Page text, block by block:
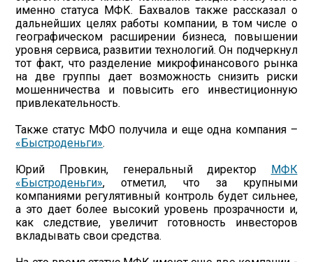
именно статуса МФК. Бахвалов также рассказал о
дальнейших целях работы компании, в том числе о
географическом расширении бизнеса, повышении
уровня сервиса, развитии технологий. Он подчеркнул
тот факт, что разделение микрофинансового рынка
на две группы дает возможность снизить риски
мошенничества и повысить его инвестиционную
привлекательность.
Также статус МФО получила и еще одна компания –
«Быстроденьги».
Юрий Провкин, генеральный директор МФК
«Быстроденьги», отметил, что за крупными
компаниями регулятивный контроль будет сильнее,
а это дает более высокий уровень прозрачности и,
как следствие, увеличит готовность инвесторов
вкладывать свои средства.